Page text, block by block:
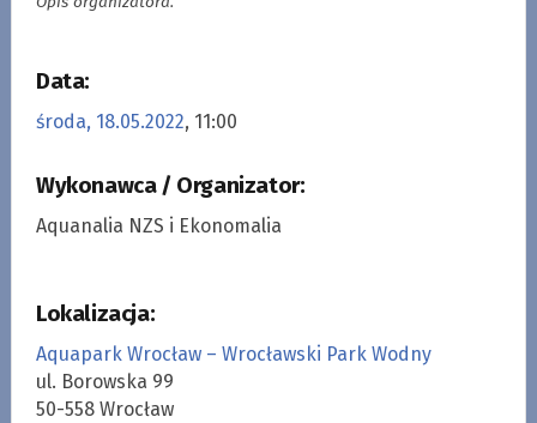
Data:
środa, 18.05.2022, 11:00
Wykonawca / Organizator:
Aquanalia NZS i Ekonomalia
Lokalizacja:
Aquapark Wrocław – Wrocławski Park Wodny
ul. Borowska 99
50-558 Wrocław